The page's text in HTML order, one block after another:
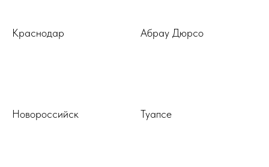
Краснодар Абрау Дюрсо
Новороссийск Туапсе